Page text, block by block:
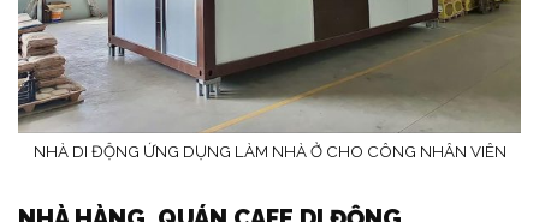
NHÀ DI ĐỘNG ỨNG DỤNG LÀM NHÀ Ở CHO CÔNG NHÂN VIÊN